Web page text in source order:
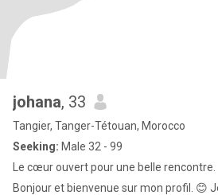
johana, 33
Tangier, Tanger-Tétouan, Morocco
Seeking: Male 32 - 99
Le cœur ouvert pour une belle rencontre.
Bonjour et bienvenue sur mon profil. 😊 Je suis une femme